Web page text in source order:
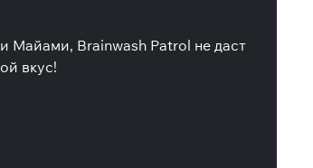
Майами, Brainwash Patrol не даст
вкус!